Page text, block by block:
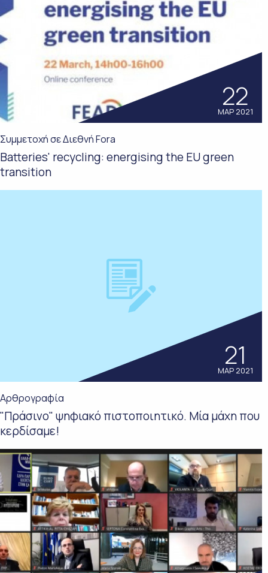
22
ΜΑΡ 2021
Συμμετοχή σε Διεθνή Fora
Batteries' recycling: energising the EU green
transition
21
ΜΑΡ 2021
Αρθρογραφία
"Πράσινο" ψηφιακό πιστοποιητικό. Μία μάχη που
κερδίσαμε!